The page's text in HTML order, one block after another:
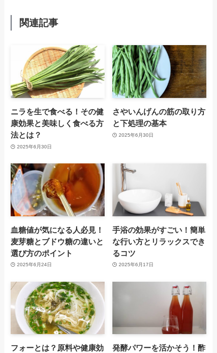
関連記事
ニラを生で食べる！その健
康効果と美味しく食べる方
法とは？
2025年6月30日
さやいんげんの筋の取り方
と下処理の基本
2025年6月30日
血糖値が気になる人必見！
麦芽糖とブドウ糖の違いと
選び方のポイント
2025年6月24日
手浴の効果がすごい！簡単
な行い方とリラックスでき
るコツ
2025年6月17日
フォーとは？原料や健康効
発酵パワーを活かそう！酢